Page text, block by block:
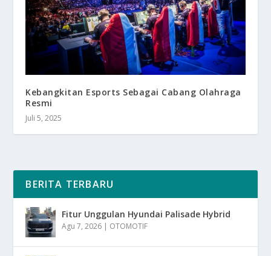
Kebangkitan Esports Sebagai Cabang Olahraga
Resmi
Juli 5, 2025
BERITA TERBARU
Fitur Unggulan Hyundai Palisade Hybrid
Agu 7, 2026 | OTOMOTIF